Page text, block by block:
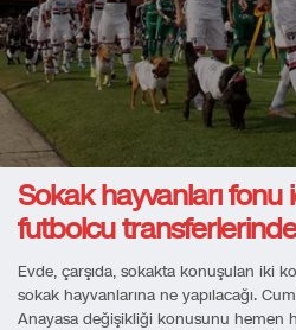
Sokak hayvanları
futbolcu
Evde, çarşıda, sokakta konuşulan iki
sokak hayvanlarına ne yapılacağı.
Anayasa değişikliği konusunu hemen